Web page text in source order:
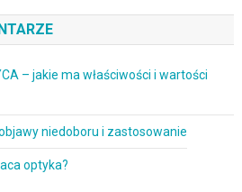
– jakie ma właściwości i wartości
niedoboru i zastosowanie
optyka?